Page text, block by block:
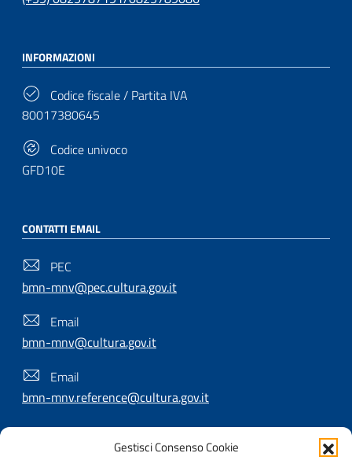
Gestisci Consenso Cookie
INFORMAZIONI
Codice fiscale / Partita IVA
80017380645
Codice univoco
GFD10E
CONTATTI EMAIL
PEC
bmn-mnv@pec.cultura.gov.it
Email
bmn-mnv@cultura.gov.it
Email
bmn-mnv.reference@cultura.gov.it